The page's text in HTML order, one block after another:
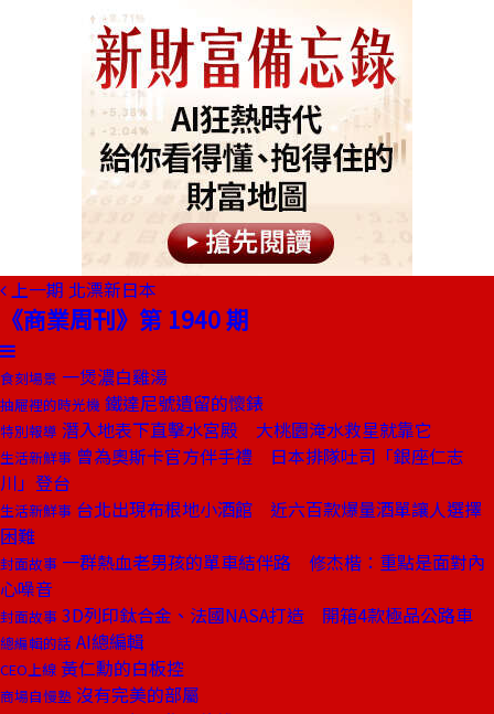
上一期 北漂新日本
《商業周刊》第 1940 期
食刻場景 一煲濃白雞湯
抽屜裡的時光機 鐵達尼號遺留的懷錶
特別報導 潛入地表下直擊水宮殿 大桃園淹水救星就靠它
生活新鮮事 曾為奧斯卡官方伴手禮 日本排隊吐司「銀座仁志
川」登台
生活新鮮事 台北出現布根地小酒館 近六百款爆量酒單讓人選擇
困難
封面故事 一群熱血老男孩的單車結伴路 修杰楷：重點是面對內
心噪音
封面故事 3D列印鈦合金、法國NASA打造 開箱4款極品公路車
總編輯的話 AI總編輯
CEO上線 黃仁勳的白板控
商場自慢塾 沒有完美的部屬